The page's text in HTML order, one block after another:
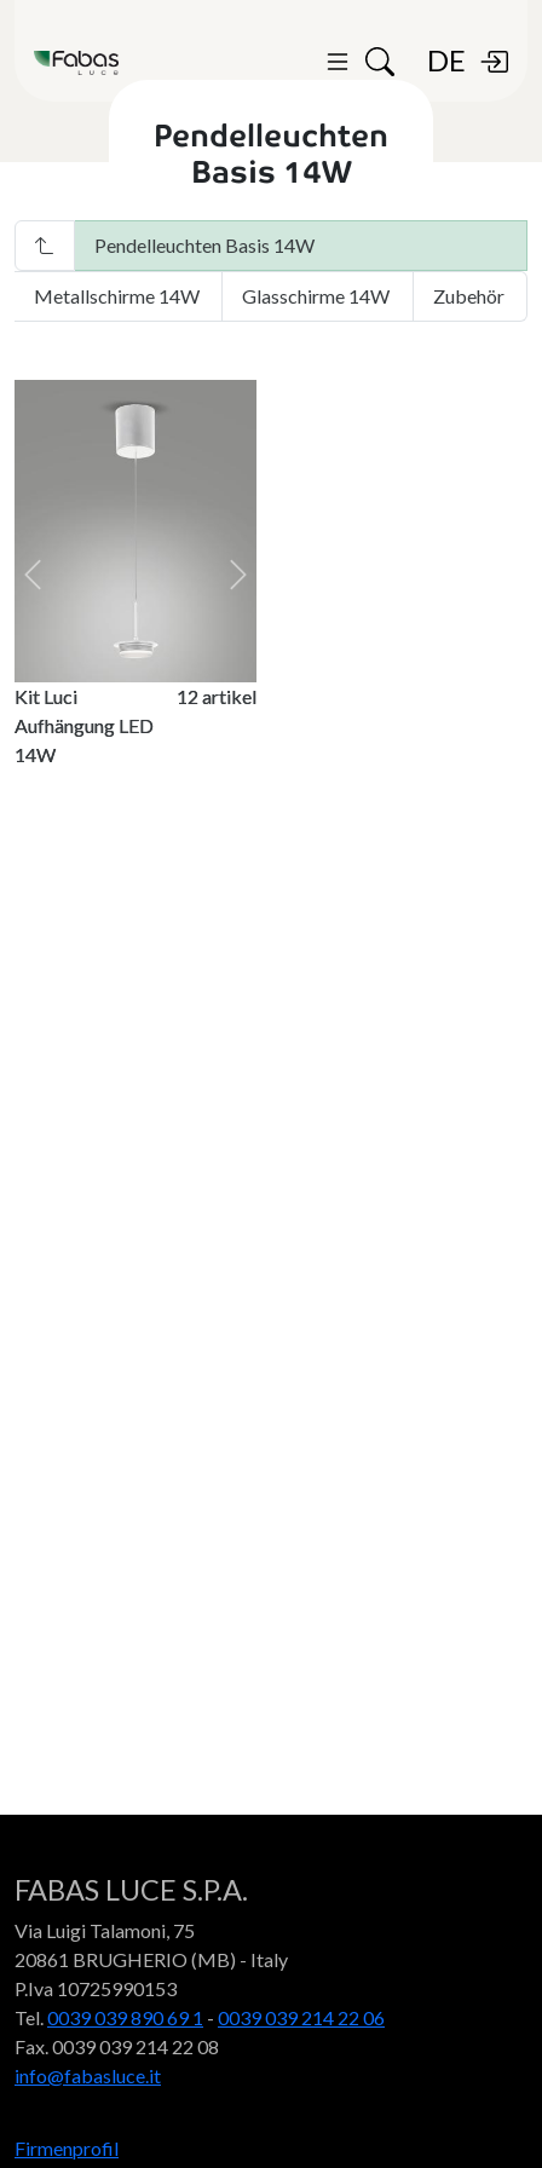
DE
Pendelleuchten
Basis 14W
Pendelleuchten Basis 14W
Metallschirme 14W Glasschirme 14W Zubehör
Kit Luci
Aufhängung LED
14W
12 artikel
Previous Next
FABAS LUCE S.P.A.
Via Luigi Talamoni, 75
20861 BRUGHERIO (MB) - Italy
P.Iva 10725990153
Tel.0039 039 890 69 1 - 0039 039 214 22 06
Fax. 0039 039 214 22 08
info@fabasluce.it
Firmenprofil